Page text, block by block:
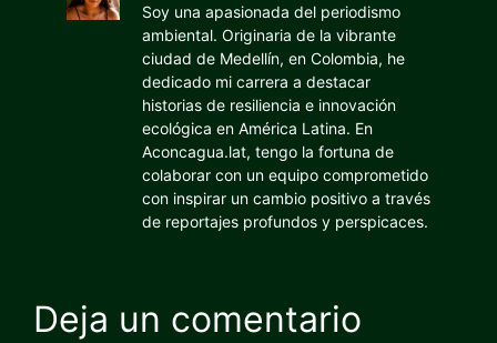
Soy una apasionada del periodismo
ambiental. Originaria de la vibrante
ciudad de Medellín, en Colombia, he
dedicado mi carrera a destacar
historias de resiliencia e innovación
ecológica en América Latina. En
Aconcagua.lat, tengo la fortuna de
colaborar con un equipo comprometido
con inspirar un cambio positivo a través
de reportajes profundos y perspicaces.
Deja un comentario